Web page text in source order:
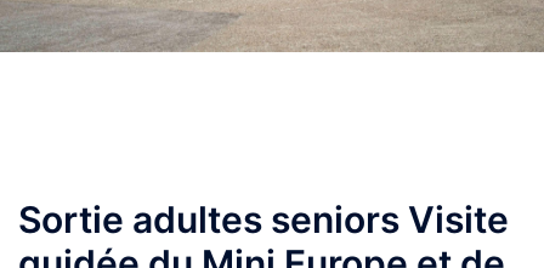
Sortie adultes seniors Visite